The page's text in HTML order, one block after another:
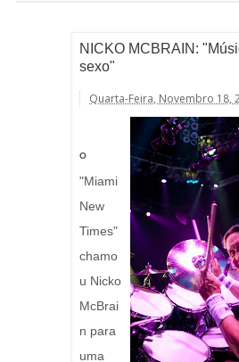
NICKO MCBRAIN:
sexo"
Quarta-Feira, Novembro 18,
O
"Miami
New
Times"
chamo
u Nicko
McBrai
n para
uma